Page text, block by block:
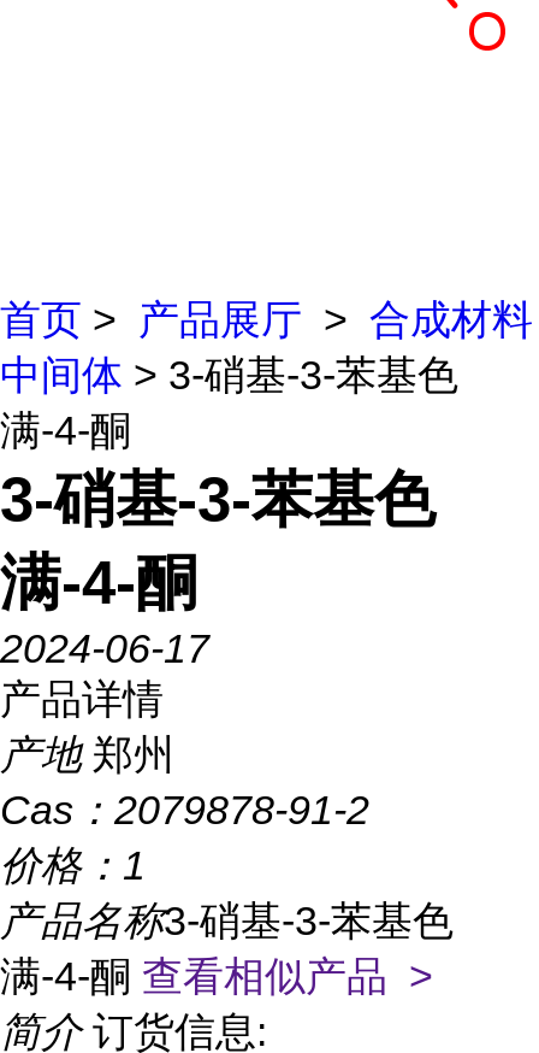
首页 > 产品展厅 > 合成材料
中间体 > 3-硝基-3-苯基色
满-4-酮
3-硝基-3-苯基色
满-4-酮
2024-06-17
产品详情
产地 郑州
Cas： 2079878-91-2
价格： 1
产品名称3-硝基-3-苯基色
满-4-酮 查看相似产品 >
简介 订货信息: